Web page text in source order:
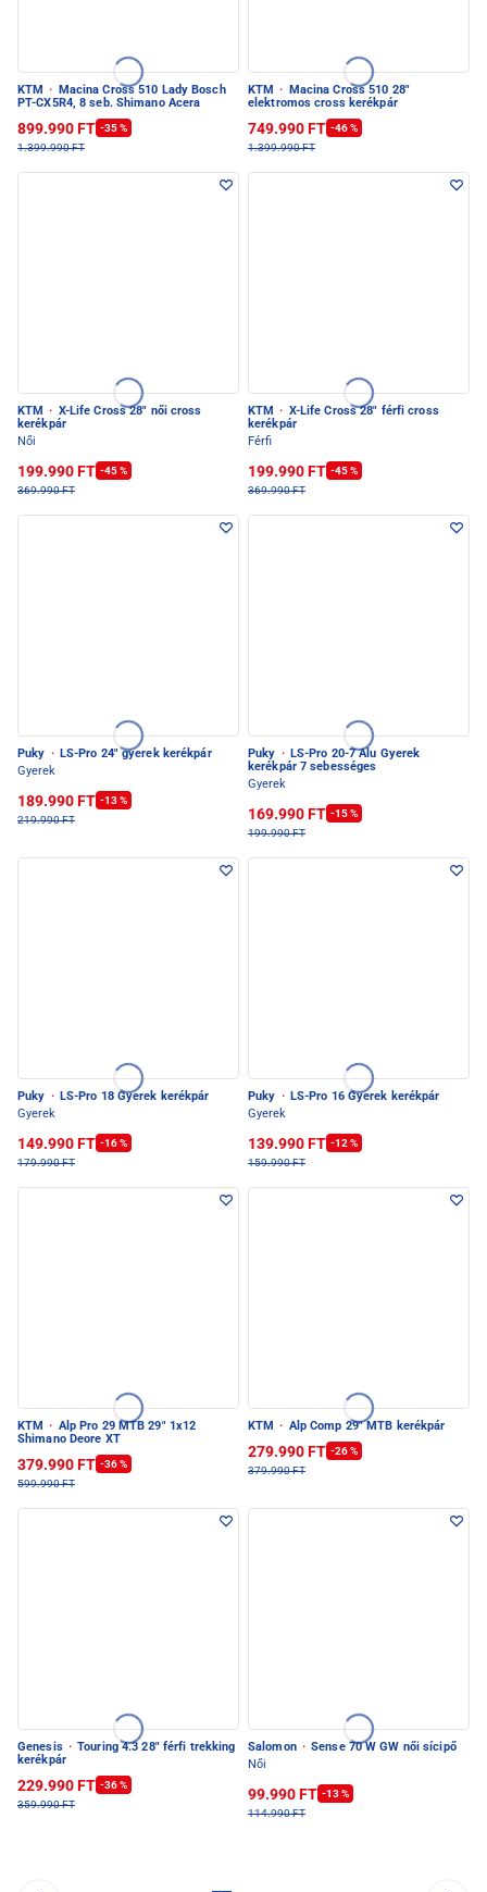
KTM ·
Macina Cross 510 Lady Bosch
PT-CX5R4, 8 seb. Shimano Acera
899.990 FT -35 %
1.399.990 FT
KTM ·
Macina Cross 510 28"
elektromos cross kerékpár
749.990 FT -46 %
1.399.990 FT
KTM · X-Life Cross 28" női cross
kerékpár
Női
199.990 FT -45 %
369.990 FT
KTM · X-Life Cross 28" férfi cross
kerékpár
Férfi
199.990 FT -45 %
369.990 FT
Puky · LS-Pro 24" gyerek kerékpár
Gyerek
189.990 FT -13 %
219.990 FT
Puky · LS-Pro 20-7 Alu Gyerek
kerékpár 7 sebességes
Gyerek
169.990 FT -15 %
199.990 FT
Puky · LS-Pro 18 Gyerek kerékpár
Gyerek
149.990 FT -16 %
179.990 FT
Puky · LS-Pro 16 Gyerek kerékpár
Gyerek
139.990 FT -12 %
159.990 FT
KTM · Alp Pro 29 MTB 29" 1x12
Shimano Deore XT
379.990 FT -36 %
599.990 FT
KTM · Alp Comp 29" MTB kerékpár
279.990 FT -26 %
379.990 FT
Genesis · Touring 4.3 28" férfi trekking
kerékpár
229.990 FT -36 %
359.990 FT
Salomon · Sense 70 W GW női sícipő
Női
99.990 FT -13 %
114.990 FT